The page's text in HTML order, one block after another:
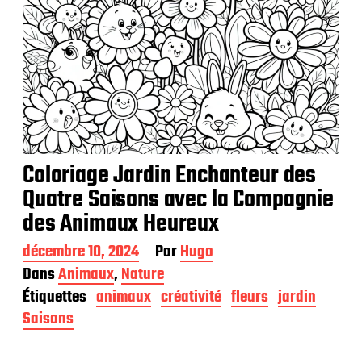
Coloriage Jardin Enchanteur des
Quatre Saisons avec la Compagnie
des Animaux Heureux
D
a
t
e
d
e
décembre 10, 2024 ParHugo
DansAnimaux,Nature
Étiquettes animaux créativité fleurs jardin
Saisons